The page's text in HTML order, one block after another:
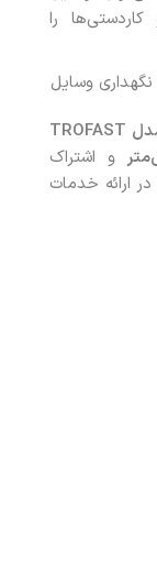
را
وسایل
TROFAST
و اشتراک
ارائه خدمات